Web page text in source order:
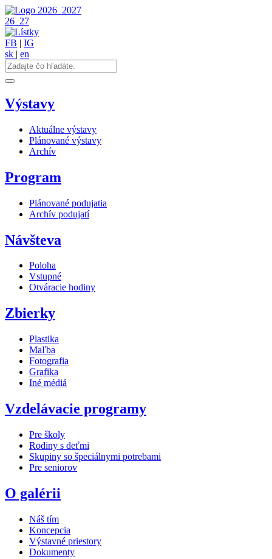
2026 2027
26 27
FB | IG
sk | en
Výstavy
Aktuálne výstavy
Plánované výstavy
Archív
Program
Plánované podujatia
Archív podujatí
Návšteva
Poloha
Vstupné
Otváracie hodiny
Zbierky
Plastika
Maľba
Fotografia
Grafika
Iné médiá
Vzdelávacie programy
Pre školy
Rodiny s deťmi
Skupiny so špeciálnymi potrebami
Pre seniorov
O galérii
Náš tím
Koncepcia
Výstavné priestory
Dokumenty